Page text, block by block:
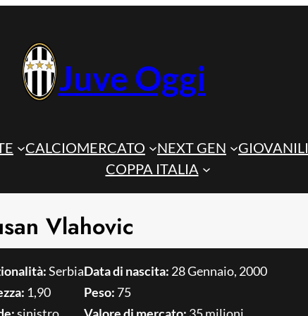
Juve Oggi
CALCIOMERCATO NEXT GEN GIOVANILI
COPPA ITALIA
Vlahovic
Serbia
1,90
sinistro
Data di nascita: 28 Gennaio, 2000
Peso: 75
Valore di mercato: 35 milioni